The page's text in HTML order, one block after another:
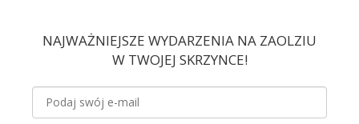
NAJWAŻNIEJSZE WYDARZENIA NA ZAOLZIU
W TWOJEJ SKRZYNCE!